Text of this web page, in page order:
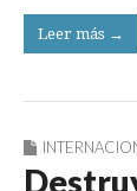
Leer más →